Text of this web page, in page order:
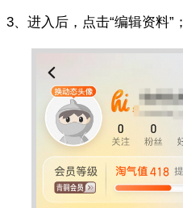
3、进入后，点击“编辑资料”；